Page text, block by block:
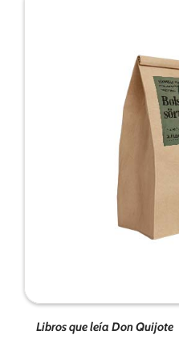
Libros que leía Don Quijote